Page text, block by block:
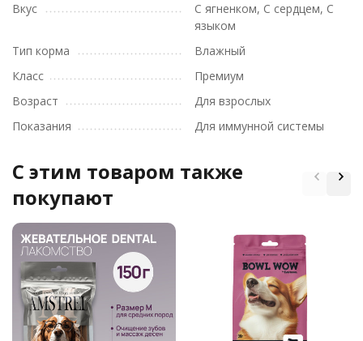
Вкус
С ягненком, С сердцем, С
языком
Тип корма
Влажный
Класс
Премиум
Возраст
Для взрослых
Показания
Для иммунной системы
C этим товаром также
покупают